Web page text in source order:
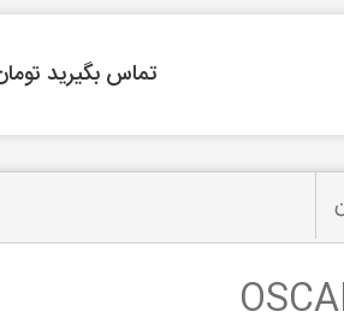
تماس بگیرید